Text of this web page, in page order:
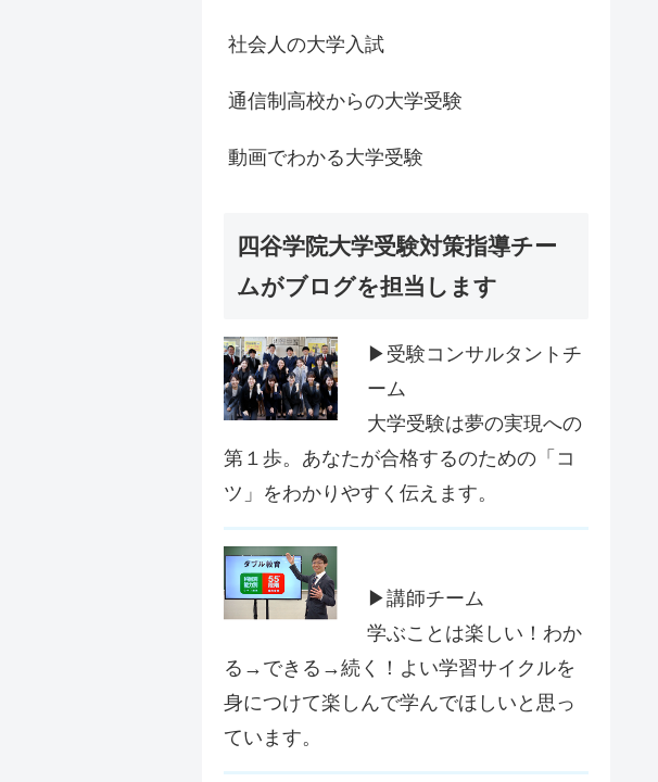
社会人の大学入試
通信制高校からの大学受験
動画でわかる大学受験
四谷学院大学受験対策指導チー
ムがブログを担当します
▶受験コンサルタントチ
ーム
大学受験は夢の実現への
第１歩。あなたが合格するのための「コ
ツ」をわかりやすく伝えます。
▶講師チーム
学ぶことは楽しい！わか
る→できる→続く！よい学習サイクルを
身につけて楽しんで学んでほしいと思っ
ています。